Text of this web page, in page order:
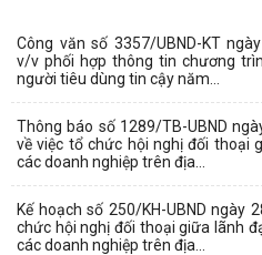
Công văn số 3357/UBND-KT
v/v phối hợp thông tin chương
người tiêu dùng tin cậy năm...
Thông báo số 1289/TB-UBND
về việc tổ chức hội nghị đối thoại
các doanh nghiệp trên địa...
Kế hoạch số 250/KH-UBND ngày
chức hội nghị đối thoại giữa lãnh
các doanh nghiệp trên địa...